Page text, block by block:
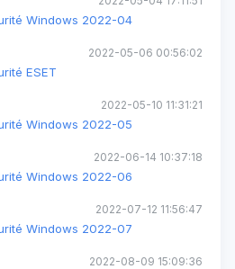
Windows 2022-04
2022-05-06 00:56:02
ESET
2022-05-10 11:31:21
Windows 2022-05
2022-06-14 10:37:18
Windows 2022-06
2022-07-12 11:56:47
Windows 2022-07
2022-08-09 15:09:36